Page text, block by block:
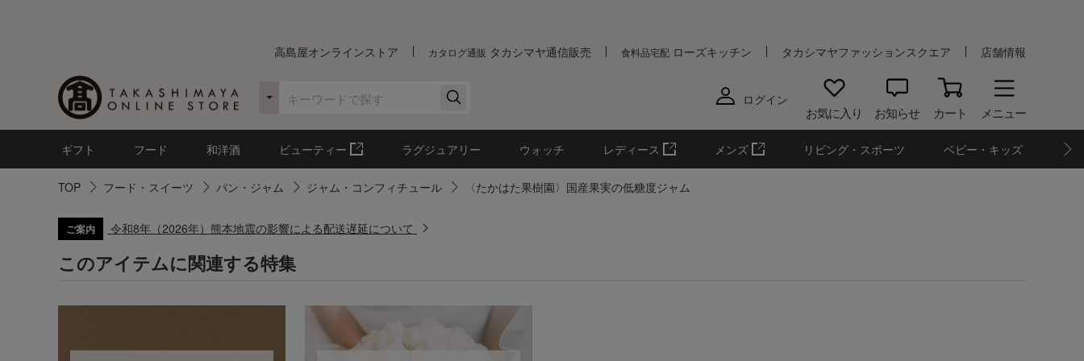
高島屋オンラインストア カタログ通販 タカシマヤ通信販売 食料品宅配 ローズキッチン タカシマヤファッションスクエア 店舗情報
ログイン
お気に入り お知らせ カート メニュー
ギフト フード 和洋酒 ビューティー ラグジュアリー ウォッチ レディース メンズ リビング・スポーツ ベビー・キッズ
TOP フード・スイーツ パン・ジャム ジャム・コンフィチュール 〈たかはた果樹園〉国産果実の低糖度ジャム
ご案内 令和8年（2026年）熊本地震の影響による配送遅延について
このアイテムに関連する特集